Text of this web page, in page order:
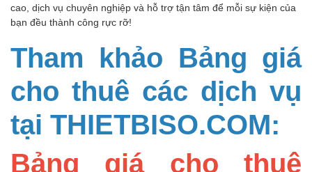
cao, dịch vụ chuyên nghiệp và hỗ trợ tận tâm để mỗi sự kiện của
bạn đều thành công rực rỡ!
Tham khảo Bảng giá
cho thuê các dịch vụ
tại THIETBISO.COM:
Bảng giá cho thuê